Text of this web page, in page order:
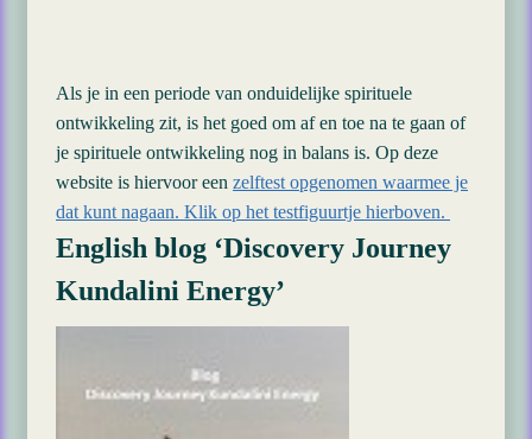
Als je in een periode van onduidelijke spirituele
ontwikkeling zit, is het goed om af en toe na te gaan of
je spirituele ontwikkeling nog in balans is. Op deze
website is hiervoor een zelftest opgenomen waarmee je
dat kunt nagaan. Klik op het testfiguurtje hierboven.
English blog ‘Discovery Journey
Kundalini Energy’